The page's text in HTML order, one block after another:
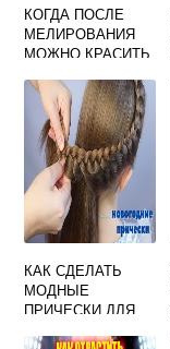
КОГДА ПОСЛЕ
МЕЛИРОВАНИЯ
МОЖНО КРАСИТЬ
КАК СДЕЛАТЬ
МОДНЫЕ
ПРИЧЕСКИ ДЛЯ